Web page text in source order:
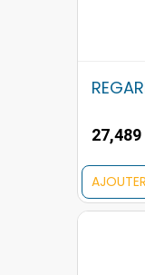
27,489
AJOUTER